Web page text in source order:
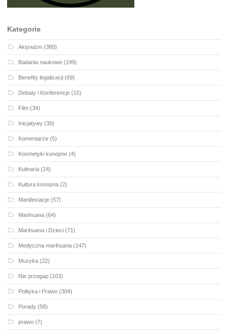
Kategorie
Aktywizm (380)
Badania naukowe (199)
Benefity legalizacji (69)
Debaty i Konferencje (15)
Film (34)
Inicjatywy (30)
Komentarze (5)
Kosmetyki konopne (4)
Kulinaria (24)
Kultura konopna (2)
Manifestacje (57)
Marihuana (64)
Marihuana i Dzieci (71)
Medyczna marihuana (147)
Muzyka (22)
Nie przegap (103)
Polityka i Prawo (304)
Porady (58)
prawo (7)